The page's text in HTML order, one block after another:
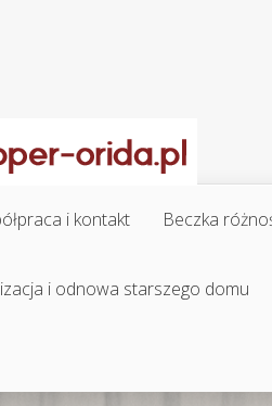
i kontakt Beczka
i odnowa starszego domu